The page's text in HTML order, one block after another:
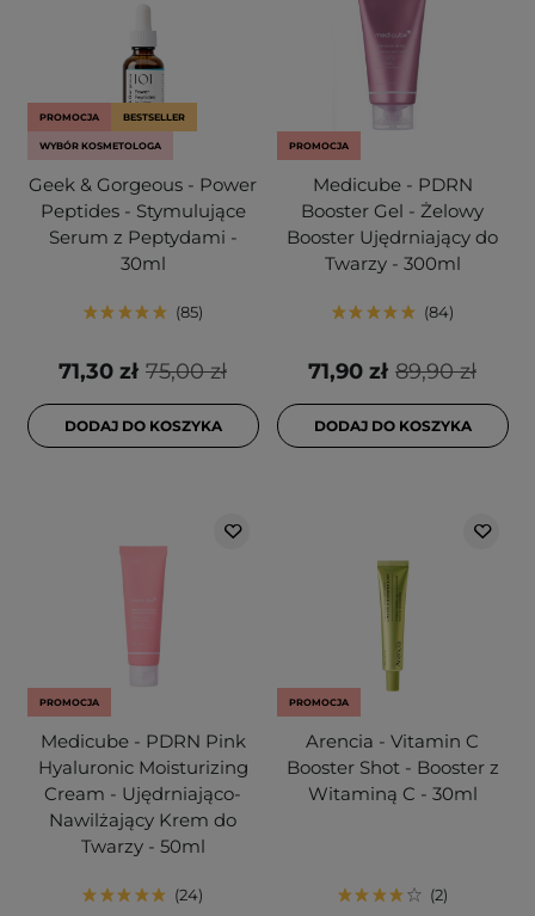
PROMOCJA BESTSELLER
WYBÓR KOSMETOLOGA
Geek & Gorgeous - Power
Peptides - Stymulujące
Serum z Peptydami -
30ml
85
75,00 zł
71,30 zł
DODAJ DO KOSZYKA
PROMOCJA
Medicube - PDRN
Booster Gel - Żelowy
Booster Ujędrniający do
Twarzy - 300ml
84
89,90 zł
71,90 zł
DODAJ DO KOSZYKA
PROMOCJA
Medicube - PDRN Pink
Hyaluronic Moisturizing
Cream - Ujędrniająco-
Nawilżający Krem do
Twarzy - 50ml
24
PROMOCJA
Arencia - Vitamin C
Booster Shot - Booster z
Witaminą C - 30ml
2